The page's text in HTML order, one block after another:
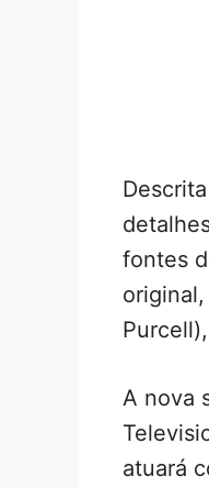
fontes
A nova
atuará